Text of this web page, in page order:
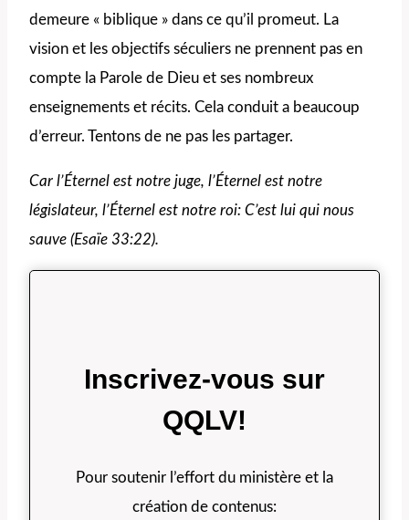
demeure « biblique » dans ce qu’il promeut. La
vision et les objectifs séculiers ne prennent pas en
compte la Parole de Dieu et ses nombreux
enseignements et récits. Cela conduit a beaucoup
d’erreur. Tentons de ne pas les partager.
Car l’Éternel est notre juge, l’Éternel est notre
législateur, l’Éternel est notre roi: C’est lui qui nous
sauve (Esaïe 33:22).
Inscrivez-vous sur
QQLV!
Pour soutenir l’effort du ministère et la
création de contenus: